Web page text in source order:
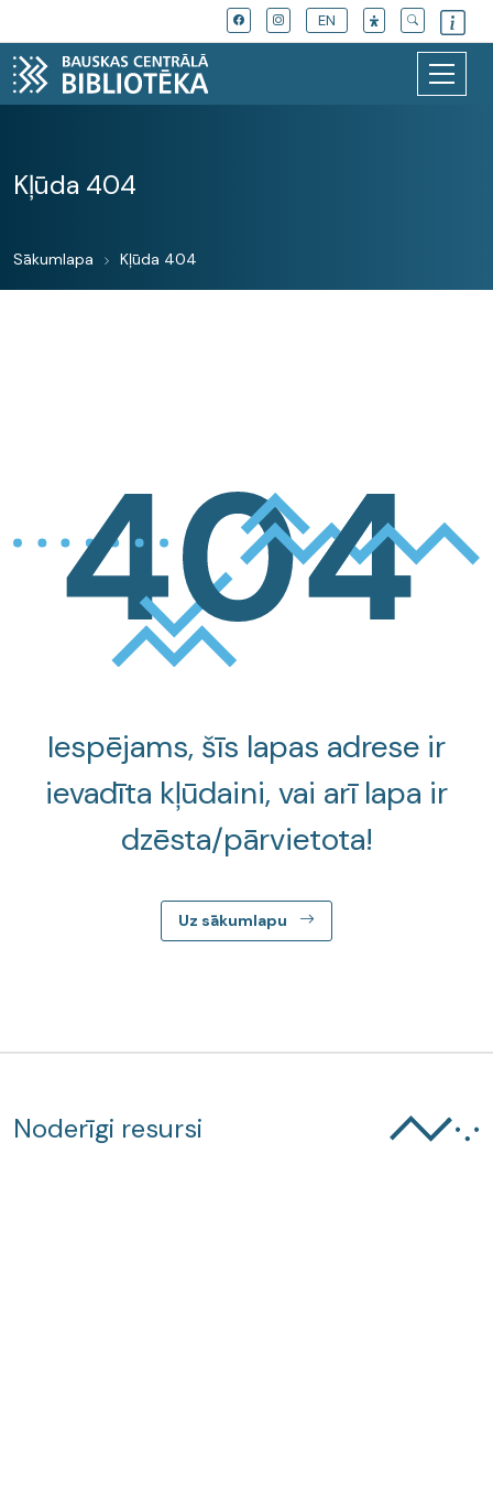
EN
Kļūda 404
Sākumlapa Kļūda 404
Iespējams, šīs lapas adrese ir
ievadīta kļūdaini, vai arī lapa ir
dzēsta/pārvietota!
Uz sākumlapu
Noderīgi resursi